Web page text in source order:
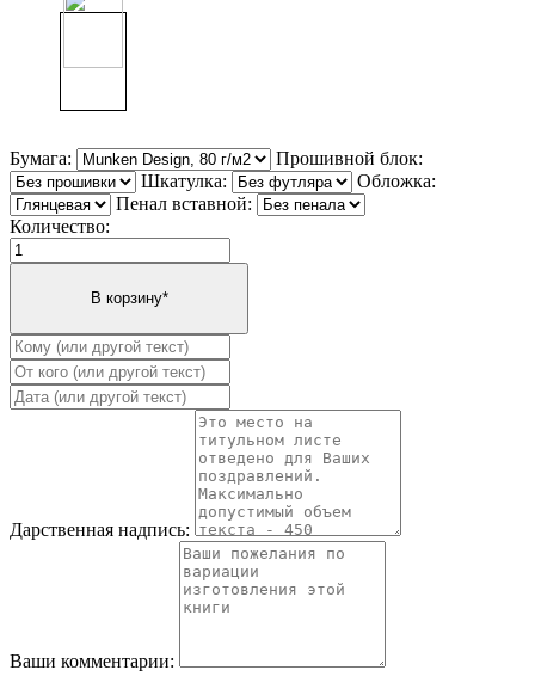
Бумага:
Прошивной блок:
Шкатулка:
Обложка:
Пенал вставной:
Количество:
Дарственная надпись:
Ваши комментарии: